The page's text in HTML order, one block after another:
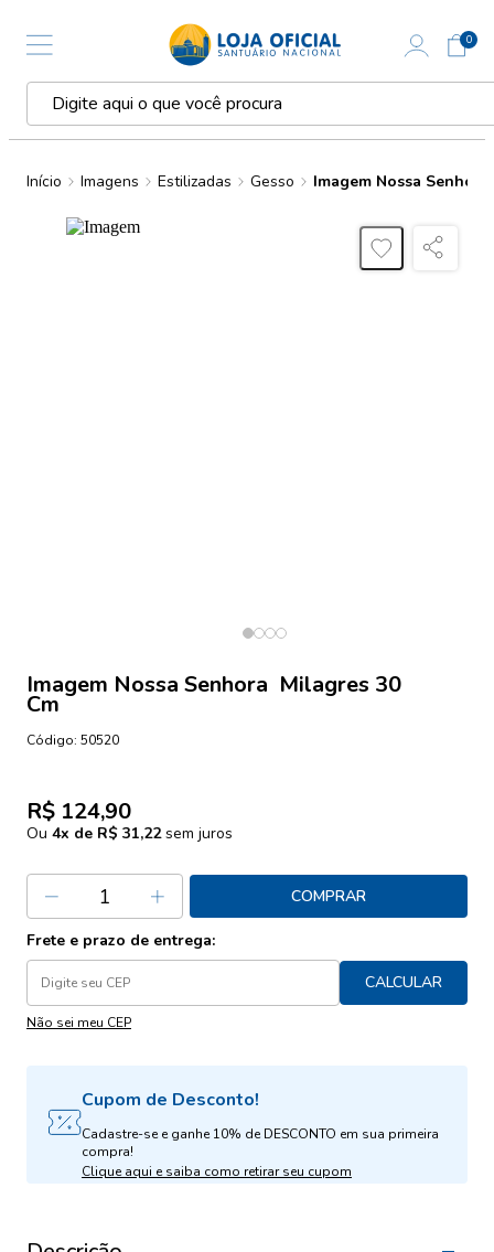
0
Início Imagens Estilizadas Gesso Imagem Nossa
Imagem Nossa Senhora Milagres 30
Cm
Código: 50520
R$ 124,90
Ou 4x de R$ 31,22sem juros
COMPRAR
Frete e prazo de entrega:
CALCULAR
Não sei meu CEP
Cupom de Desconto!
Cadastre-se e ganhe 10% de DESCONTO em sua primeira
compra!
Clique aqui e saiba como retirar seu cupom